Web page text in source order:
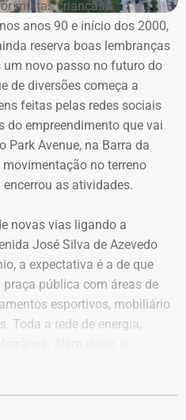
Jordão em 2026 — Foto:
Divulgacand
bens no valor de R$ 110
a Prefeitura de São João
patrimônio de R$ 270
dinheiro em espécie e
Triton avaliada em R$ 70
muitas crianças,
anos 90 e início dos 2000,
reserva boas lembranças
novo passo no futuro do
de diversões começa a
feitas pelas redes sociais
do empreendimento que vai
Park Avenue, na Barra da
no terreno
as atividades.
novas vias ligando a
José Silva de Azevedo
a expectativa é a de que
pública com áreas de
esportivos, mobiliário
Toda a rede de energia,
33 lixeiras e oito
para mais de 200